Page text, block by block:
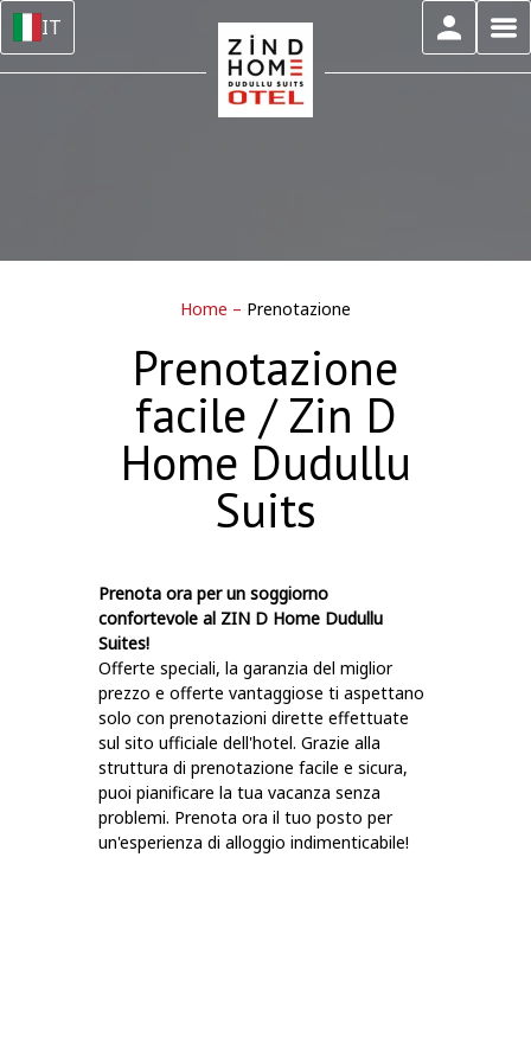
IT
Home – Prenotazione
Prenotazione
facile / Zin D
Home Dudullu
Suits
Prenota ora per un soggiorno
confortevole al ZIN D Home Dudullu
Suites!
Offerte speciali, la garanzia del miglior
prezzo e offerte vantaggiose ti aspettano
solo con prenotazioni dirette effettuate
sul sito ufficiale dell'hotel. Grazie alla
struttura di prenotazione facile e sicura,
puoi pianificare la tua vacanza senza
problemi. Prenota ora il tuo posto per
un'esperienza di alloggio indimenticabile!